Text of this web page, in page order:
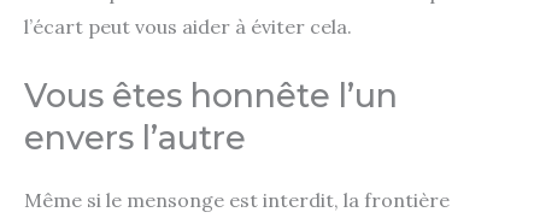
l’écart peut vous aider à éviter cela.
Vous êtes honnête l’un
envers l’autre
Même si le mensonge est interdit, la frontière